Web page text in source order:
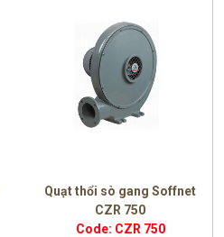
Quạt thổi sò gang Soffnet
CZR 750
Code: CZR 750